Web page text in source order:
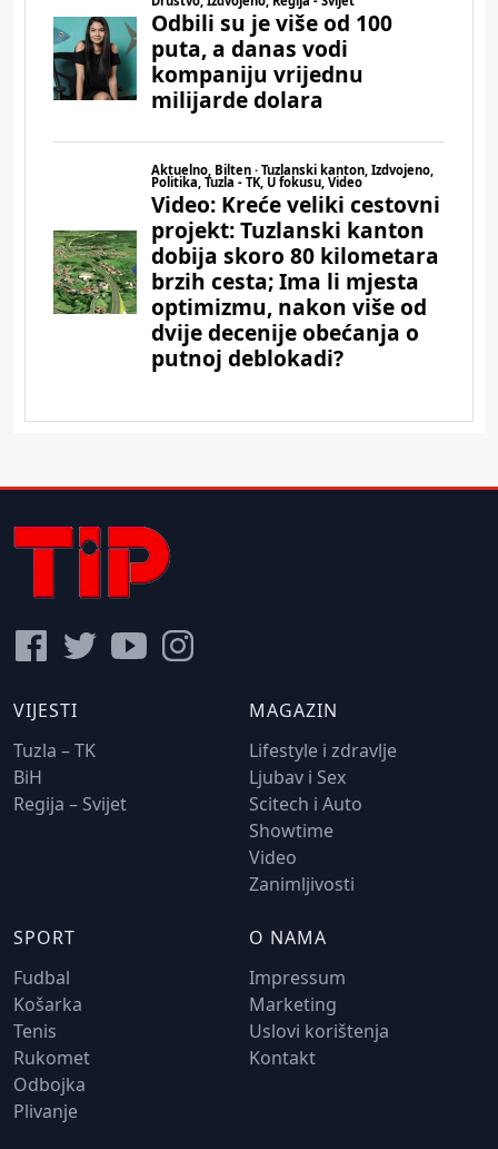
VIJESTI
Tuzla – TK
BiH
Regija – Svijet
MAGAZIN
Lifestyle i zdravlje
Ljubav i Sex
Scitech i Auto
Showtime
Video
Zanimljivosti
SPORT
Fudbal
Košarka
Tenis
Rukomet
Odbojka
Plivanje
O NAMA
Impressum
Marketing
Uslovi korištenja
Kontakt